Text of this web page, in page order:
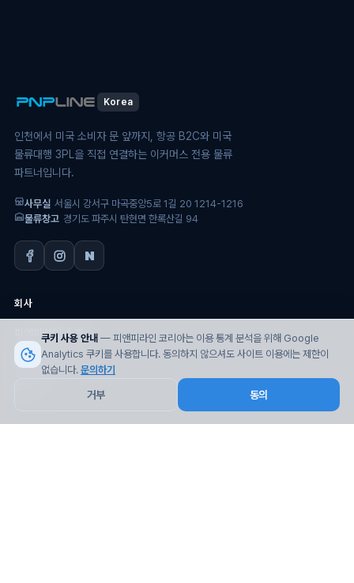
Korea
인천에서 미국 소비자 문 앞까지, 항공 B2C와 미국
물류대행 3PL을 직접 연결하는 이커머스 전용 물류
파트너입니다.
사무실 서울시 강서구 마곡중앙5로 1길 20 1214-1216
물류창고 경기도 파주시 탄현면 한록산길 94
회사
피앤피라인 소개
글로벌 거점
쿠키 사용 안내 — 피앤피라인 코리아는 이용 통계 분석을 위해 Google
Analytics 쿠키를 사용합니다. 동의하지 않으셔도 사이트 이용에는 제한이
없습니다. 문의하기
거부 동의